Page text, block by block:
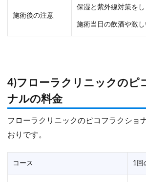
施術後の注意
保湿と紫外線対策をし
施術当日の飲酒や激
4)フローラクリニックのピ
ナルの料金
フローラクリニックのピコフラクショ
おりです。
コース 1回